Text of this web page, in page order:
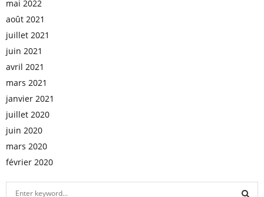
mai 2022
août 2021
juillet 2021
juin 2021
avril 2021
mars 2021
janvier 2021
juillet 2020
juin 2020
mars 2020
février 2020